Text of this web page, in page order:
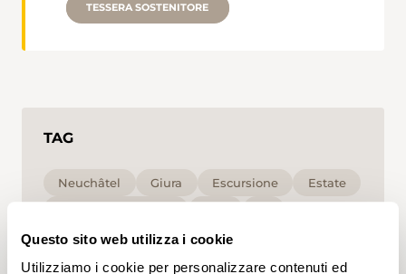
Questo sito web utilizza i cookie
Utilizziamo i cookie per personalizzare contenuti ed
TESSERA SOSTENITORE
TAG
Neuchâtel Giura Escursione
Estate
Cliccando su un tag, puoi aggiungerlo al tuo